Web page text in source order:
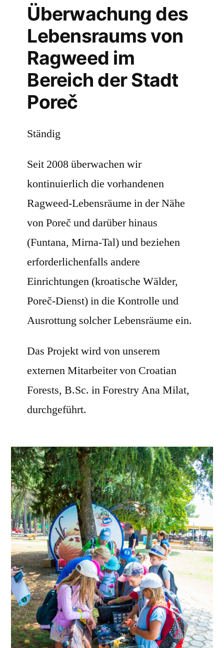
Überwachung des
Lebensraums von
Ragweed im
Bereich der Stadt
Poreč
Ständig
Seit 2008 überwachen wir
kontinuierlich die vorhandenen
Ragweed-Lebensräume in der Nähe
von Poreč und darüber hinaus
(Funtana, Mirna-Tal) und beziehen
erforderlichenfalls andere
Einrichtungen (kroatische Wälder,
Poreč-Dienst) in die Kontrolle und
Ausrottung solcher Lebensräume ein.
Das Projekt wird von unserem
externen Mitarbeiter von Croatian
Forests, B.Sc. in Forestry Ana Milat,
durchgeführt.